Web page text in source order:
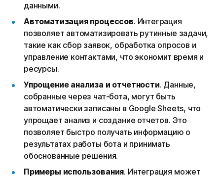
данными.
Автоматизация процессов. Интеграция
позволяет автоматизировать рутинные задачи,
такие как сбор заявок, обработка опросов и
управление контактами, что экономит время и
ресурсы.
Упрощение анализа и отчетности. Данные,
собранные через чат-бота, могут быть
автоматически записаны в Google Sheets, что
упрощает анализ и создание отчетов. Это
позволяет быстро получать информацию о
результатах работы бота и принимать
обоснованные решения.
Примеры использования. Интеграция может